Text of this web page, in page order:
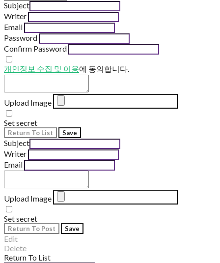
Subject
Writer
Email
Password
Confirm Password
개인정보 수집 및 이용에 동의합니다.
Upload Image
Set secret
Return To List Save
Subject
Writer
Email
Upload Image
Set secret
Return To Post Save
Edit
Delete
Return To List